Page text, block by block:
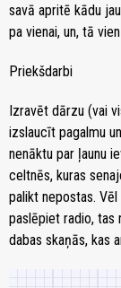
savā apritē kādu
pa vienai, un, tā
Priekšdarbi
Izravēt dārzu (vai
izslaucīt pagalmu
nenāktu par ļaunu
celtnēs, kuras
palikt nepostas.
paslēpiet radio, tas
dabas skaņās, kas